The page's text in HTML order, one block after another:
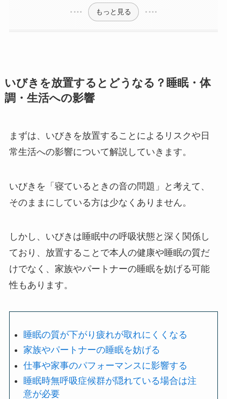
もっと見る
いびきを放置するとどうなる？睡眠・体
調・生活への影響
まずは、いびきを放置することによるリスクや日
常生活への影響について解説していきます。
いびきを「寝ているときの音の問題」と考えて、
そのままにしている方は少なくありません。
しかし、いびきは睡眠中の呼吸状態と深く関係し
ており、放置することで本人の健康や睡眠の質だ
けでなく、家族やパートナーの睡眠を妨げる可能
性もあります。
睡眠の質が下がり疲れが取れにくくなる
家族やパートナーの睡眠を妨げる
仕事や家事のパフォーマンスに影響する
睡眠時無呼吸症候群が隠れている場合は注
意が必要